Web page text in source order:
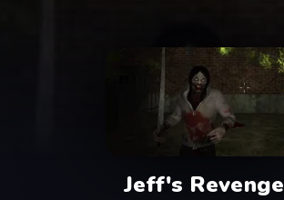
Jeff's Revenge